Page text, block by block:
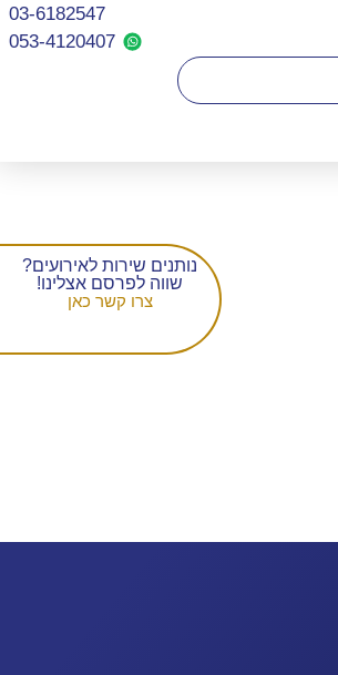
03-6182547
053-4120407​
נותנים שירות לאירועים?
שווה לפרסם אצלינו!
צרו קשר כאן